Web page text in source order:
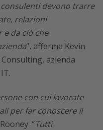
devono trarre
relazioni
da ciò che
“, afferma Kevin
azienda
con cui lavorate
per far conoscere il
“Tutti